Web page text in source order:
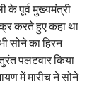
के पूर्व मुख्यमंत्री
करते हुए कहा था
सोने का हिरन
पलटवार किया
में मारीच ने सोने